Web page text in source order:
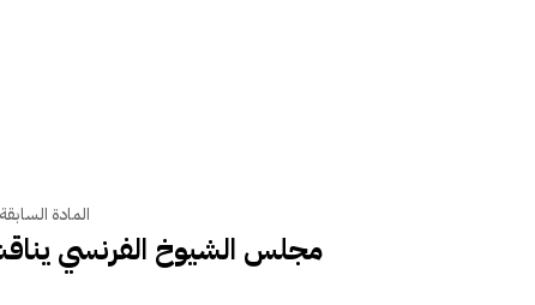
المادة السابقة
مجلس الشيوخ الفرنسي